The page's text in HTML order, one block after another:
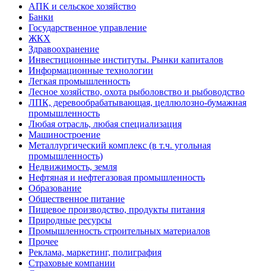
АПК и сельское хозяйство
Банки
Государственное управление
ЖКХ
Здравоохранение
Инвестиционные институты. Рынки капиталов
Информационные технологии
Легкая промышленность
Лесное хозяйство, охота рыболовство и рыбоводство
ЛПК, деревообрабатывающая, целлюлозно-бумажная
промышленность
Любая отрасль, любая специализация
Машиностроение
Металлургический комплекс (в т.ч. угольная
промышленность)
Недвижимость, земля
Нефтяная и нефтегазовая промышленность
Образование
Общественное питание
Пищевое производство, продукты питания
Природные ресурсы
Промышленность строительных материалов
Прочее
Реклама, маркетинг, полиграфия
Страховые компании